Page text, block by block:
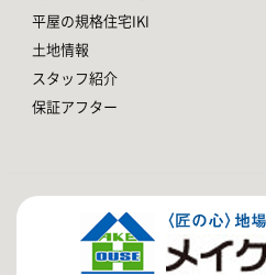
平屋の規格住宅IKI
土地情報
スタッフ紹介
保証アフター